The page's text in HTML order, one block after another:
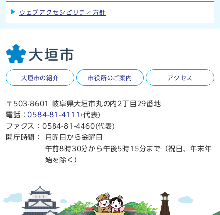
ウェブアクセシビリティ方針
大垣市の紹介 市役所のご案内 アクセス
〒503-8601 岐阜県大垣市丸の内2丁目29番地
電話：0584-81-4111 (代表)
ファクス：0584-81-4460(代表)
開庁時間：
月曜日から金曜日
午前8時30分から午後5時15分まで（祝日、年末年
始を除く）